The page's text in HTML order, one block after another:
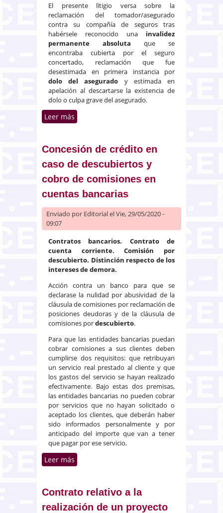
El presente litigio versa sobre la
reclamación del tomador/asegurado
contra su compañía de seguros tras
habérsele reconocido una invalidez
permanente absoluta que se
encontraba cubierta por el seguro
concertado, reclamación que fue
desestimada en primera instancia por
dolo del asegurado y estimada en
apelación al descartarse la existencia de
dolo o culpa grave del asegurado.
Leer más
vida
Concesión de crédito en
caso de descubiertos y
cobro de comisiones en
cuentas bancarias
Enviado por Editorialel Vie, 29/05/2020 -
09:07
Contratos bancarios. Contrato de
cuenta corriente. Comisión por
descubierto. Distinción respecto de los
intereses de demora.
Acción contra un banco para que se
declarase la nulidad por abusividad de la
cláusula de comisiones por reclamación de
posiciones deudoras y de la cláusula de
comisiones pordescubierto.
Para que las entidades bancarias puedan
cobrar comisiones a sus clientes deben
cumplirse dos requisitos: que retribuyan
un servicio real prestado al cliente y que
los gastos del servicio se hayan realizado
efectivamente. Bajo estas dos premisas,
las entidades bancarias no pueden cobrar
por servicios que no hayan solicitado o
aceptado los clientes, que deberán haber
sido informados personalmente y por
anticipado del importe que van a tener
que pagar por ese servicio.
Leer más
Contrato relativo a la
realización de un proyecto